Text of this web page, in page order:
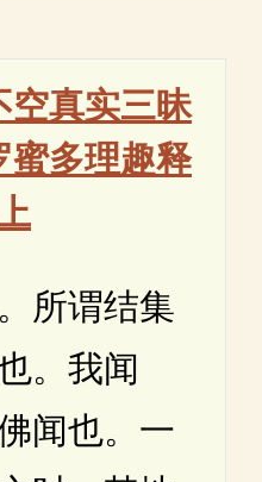
空真实三昧
多理趣释
谓结集
。我闻
闻也。一